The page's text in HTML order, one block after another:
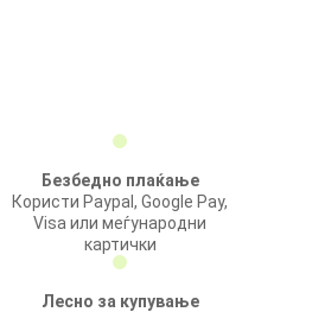
Безбедно плаќање
Користи Paypal, Google Pay,
Visa или меѓународни
картички
Лесно за купување